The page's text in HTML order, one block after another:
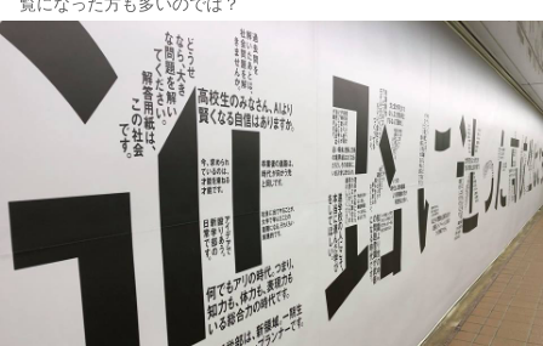
覧になった方も多いのでは？